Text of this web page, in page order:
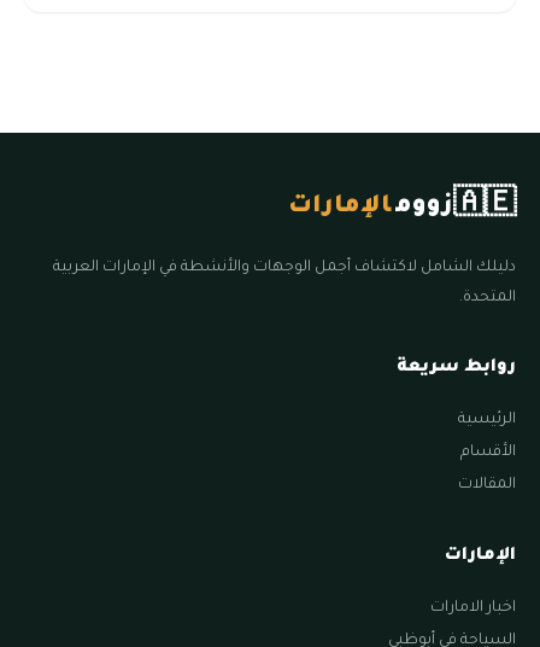
🇦🇪زوومالإمارات
دليلك الشامل لاكتشاف أجمل الوجهات والأنشطة في الإمارات العربية
المتحدة.
روابط سريعة
الرئيسية
الأقسام
المقالات
الإمارات
اخبار الامارات
السياحة في أبوظبي